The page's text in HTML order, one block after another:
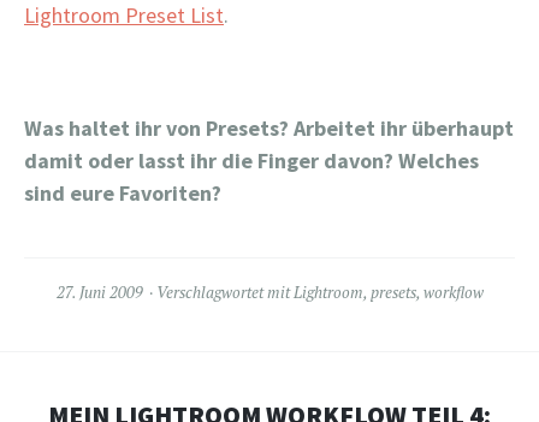
Lightroom Preset List.
Was haltet ihr von Presets? Arbeitet ihr überhaupt
damit oder lasst ihr die Finger davon? Welches
sind eure Favoriten?
27. Juni 2009 Verschlagwortet mitLightroom, presets, workflow
MEIN LIGHTROOM WORKFLOW TEIL 4: